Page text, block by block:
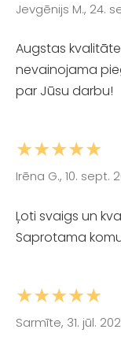
Jevgēnijs M., 24.
Augstas
nevainojama
par Jūsu darbu!
★★★★★
Irēna G., 10. sept.
Ļoti svaigs un
Saprotama
★★★★★
Sarmīte, 31. jūl.